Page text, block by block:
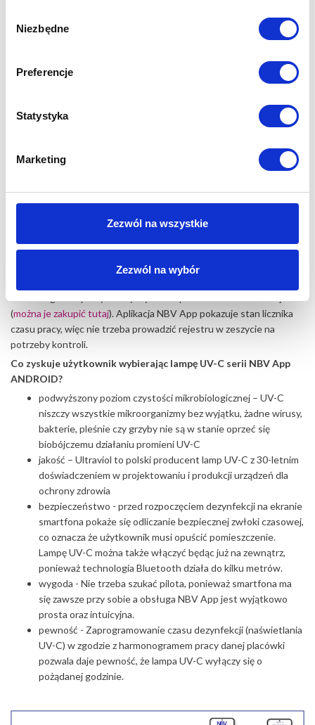
zgody
Niezbędne
Preferencje
Statystyka
Marketing
Zezwól na wszystkie
Zezwól na wybór
Bluetooth Switch w lampie UV-C serii NBV BT umożliwia:
h (np. 10/20/30 min.)
ustawienie opóźnienia włączenia urządzenia (czas na wyjście
zliczanie czasu pracy promienników - aplikacja wyświetla
sygnalizację ostatnich 50 godzin i końca efektywnej pracy
przerwanie i wznowienie dezynfekcji w każdym momencie
inicjowanie cyklu pracy lampy za pomocą przycisku
(można je zakupić tutaj). Aplikacja NBV App pokazuje stan licznika
czasu pracy, więc nie trzeba prowadzić rejestru w zeszycie na
potrzeby kontroli.
Co zyskuje użytkownik wybierając lampę UV-C serii NBV App
ANDROID?
podwyższony poziom czystości mikrobiologicznej – UV-C
niszczy wszystkie mikroorganizmy bez wyjątku, żadne wirusy,
bakterie, pleśnie czy grzyby nie są w stanie oprzeć się
biobójczemu działaniu promieni UV-C
jakość – Ultraviol to polski producent lamp UV-C z 30-letnim
doświadczeniem w projektowaniu i produkcji urządzeń dla
ochrony zdrowia
bezpieczeństwo - przed rozpoczęciem dezynfekcji na ekranie
smartfona pokaże się odliczanie bezpiecznej zwłoki czasowej,
co oznacza że użytkownik musi opuścić pomieszczenie.
Lampę UV-C można także włączyć będąc już na zewnątrz,
ponieważ technologia Bluetooth działa do kilku metrów.
wygoda - Nie trzeba szukać pilota, ponieważ smartfona ma
się zawsze przy sobie a obsługa NBV App jest wyjątkowo
prosta oraz intuicyjna.
pewność - Zaprogramowanie czasu dezynfekcji (naświetlania
UV-C) w zgodzie z harmonogramem pracy danej placówki
pozwala daje pewność, że lampa UV-C wyłączy się o
pożądanej godzinie.